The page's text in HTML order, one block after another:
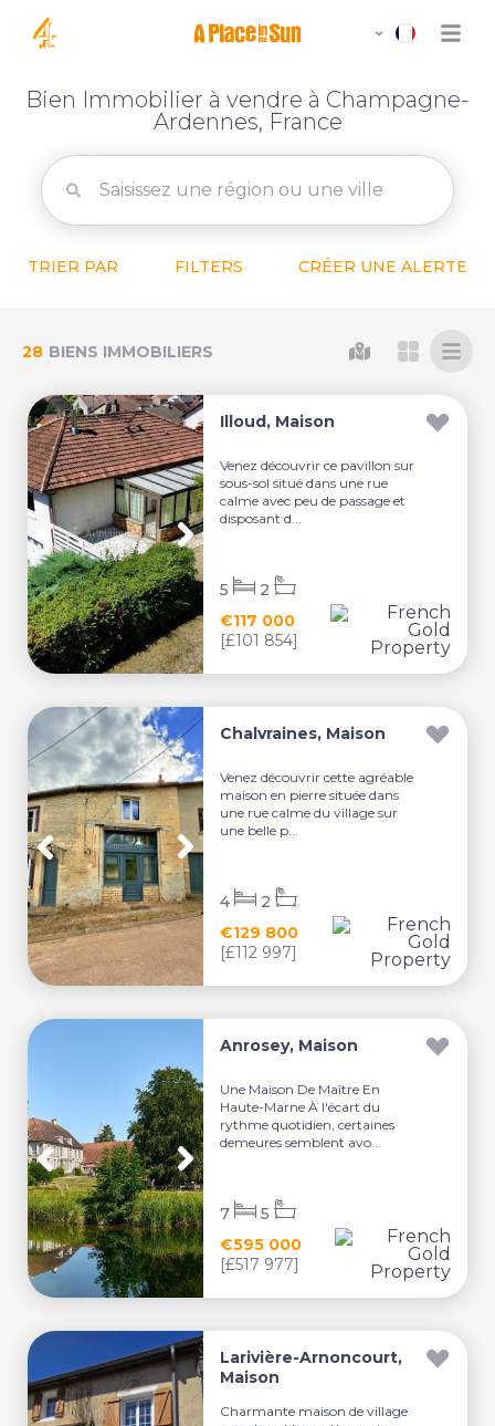
Bien Immobilier à vendre à Champagne-
Ardennes, France
TRIER PAR FILTERS CRÉER UNE ALERTE
28 BIENS IMMOBILIERS
Illoud, Maison
Venez découvrir ce pavillon sur
sous-sol situé dans une rue
calme avec peu de passage et
disposant d...
€117 000
[£101 854]
5 2
Chalvraines, Maison
Venez découvrir cette agréable
maison en pierre située dans
une rue calme du village sur
une belle p...
€129 800
[£112 997]
4 2
Anrosey, Maison
Une Maison De Maître En
Haute-Marne À l'écart du
rythme quotidien, certaines
demeures semblent avo...
€595 000
[£517 977]
7 5
Larivière-Arnoncourt,
Maison
Charmante maison de village